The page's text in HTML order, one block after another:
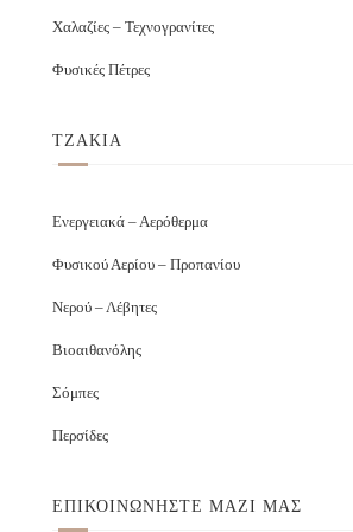
Χαλαζίες – Τεχνογρανίτες
Φυσικές Πέτρες
ΤΖΑΚΙΑ
Ενεργειακά – Αερόθερμα
Φυσικού Αερίου – Προπανίου
Νερού – Λέβητες
Βιοαιθανόλης
Σόμπες
Περσίδες
ΕΠΙΚΟΙΝΩΝΉΣΤΕ ΜΑΖΊ ΜΑΣ